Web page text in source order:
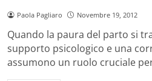
Paola Pagliaro Novembre 19, 2012
Quando la paura del parto si
supporto psicologico e una
assumono un ruolo cruciale